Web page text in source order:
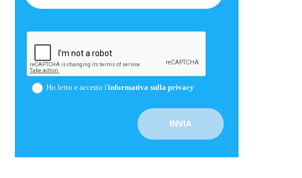
Ho letto e accetto l'informativa sulla privacy